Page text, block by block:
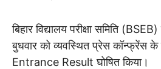
बिहार विद्यालय परीक्षा समिति
बुधवार को व्यवस्थित प्रेस कॉन्फ्रेंस
Entrance Result घोषित किया।